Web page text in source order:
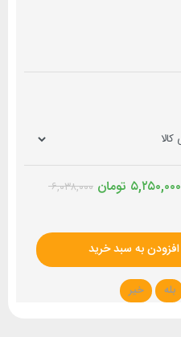
۶,۰۳۸,۰۰۰ تومان ۵,۲۵۰,۰۰۰
افزودن به سبد خرید
بله خیر